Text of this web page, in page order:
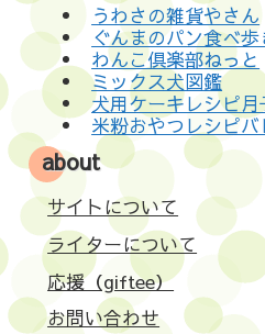
うわさの雑貨やさん
ぐんまのパン食べ
わんこ倶楽部ねっと
ミックス犬図鑑
犬用ケーキレシピ月
米粉おやつレシピ
about
サイトについて
ライターについて
応援（giftee）
お問い合わせ